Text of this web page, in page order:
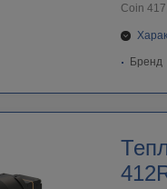
Coin
Бренд